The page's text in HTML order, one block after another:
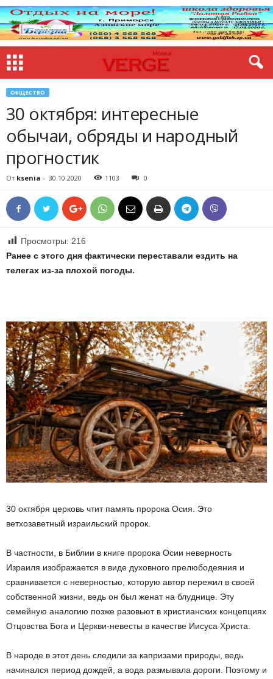
ОБЩЕСТВО
30 октября: интересные
обычаи, обряды и народный
прогностик
От ksenia - 30.10.2020 1103 0
Просмотры: 216
Ранее с этого дня фактически переставали ездить на
телегах из-за плохой погоды.
30 октября церковь чтит память пророка Осия. Это
ветхозаветный израильский пророк.
В частности, в Библии в книге пророка Осии неверность
Израиля изображается в виде духовного прелюбодеяния и
сравнивается с неверностью, которую автор пережил в своей
собственной жизни, ведь он был женат на блуднице. Эту
семейную аналогию позже разовьют в христианских концепциях
Отцовства Бога и Церкви-невесты в качестве Иисуса Христа.
В народе в этот день следили за капризами природы, ведь
начинался период дождей, а вода размывала дороги. Поэтому и